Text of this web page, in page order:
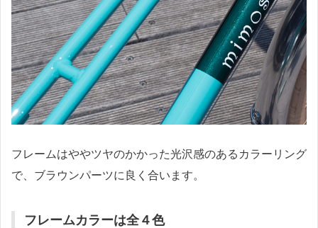
フレームはややツヤのかかった光沢感のあるカラーリング
で、ブラウンパーツに良く合います。
フレームカラーは全４色